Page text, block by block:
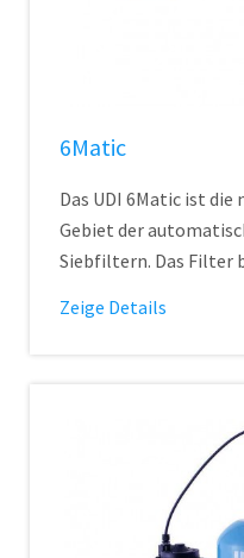
6Matic
Das UDI 6Matic ist
Gebiet der
Siebfiltern. Das Filter
Zeige Details